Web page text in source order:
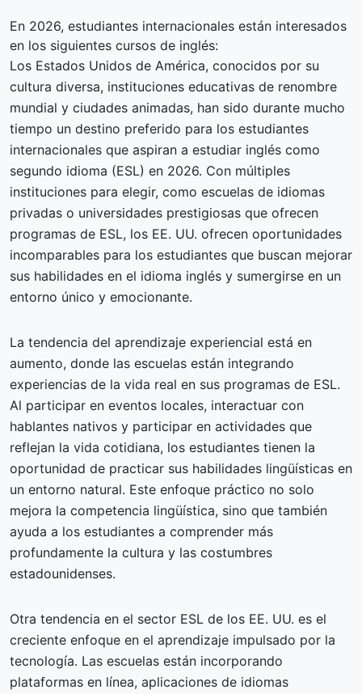
En 2026, estudiantes internacionales están interesados
en los siguientes cursos de inglés:
Los Estados Unidos de América, conocidos por su
cultura diversa, instituciones educativas de renombre
mundial y ciudades animadas, han sido durante mucho
tiempo un destino preferido para los estudiantes
internacionales que aspiran a estudiar inglés como
segundo idioma (ESL) en 2026. Con múltiples
instituciones para elegir, como escuelas de idiomas
privadas o universidades prestigiosas que ofrecen
programas de ESL, los EE. UU. ofrecen oportunidades
incomparables para los estudiantes que buscan mejorar
sus habilidades en el idioma inglés y sumergirse en un
entorno único y emocionante.
La tendencia del aprendizaje experiencial está en
aumento, donde las escuelas están integrando
experiencias de la vida real en sus programas de ESL.
Al participar en eventos locales, interactuar con
hablantes nativos y participar en actividades que
reflejan la vida cotidiana, los estudiantes tienen la
oportunidad de practicar sus habilidades lingüísticas en
un entorno natural. Este enfoque práctico no solo
mejora la competencia lingüística, sino que también
ayuda a los estudiantes a comprender más
profundamente la cultura y las costumbres
estadounidenses.
Otra tendencia en el sector ESL de los EE. UU. es el
creciente enfoque en el aprendizaje impulsado por la
tecnología. Las escuelas están incorporando
plataformas en línea, aplicaciones de idiomas